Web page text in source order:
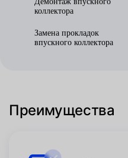
коллектора
Замена прокладок
впускного коллектора
Преимущества